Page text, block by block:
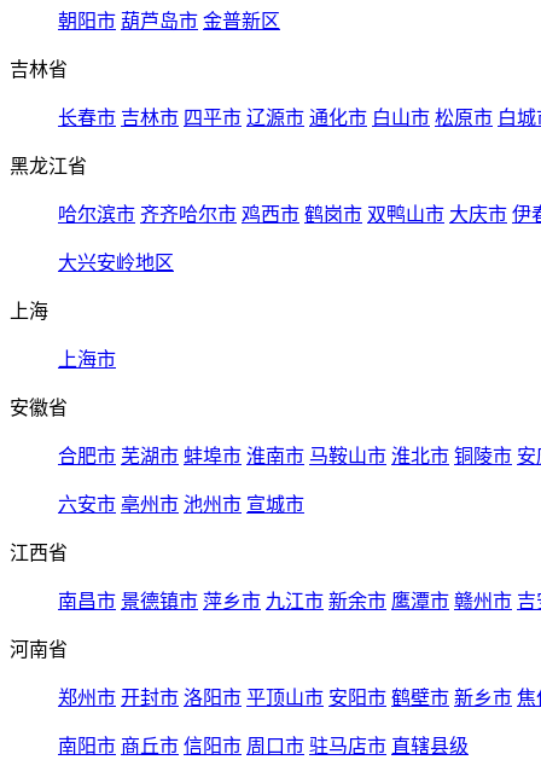
朝阳市 葫芦岛市 金普新区
吉林省
长春市 吉林市 四平市 辽源市 通化市 白山市 松原市 白城
黑龙江省
哈尔滨市 齐齐哈尔市 鸡西市 鹤岗市 双鸭山市 大庆市 伊
大兴安岭地区
上海
上海市
安徽省
合肥市 芜湖市 蚌埠市 淮南市 马鞍山市 淮北市 铜陵市 安
六安市 亳州市 池州市 宣城市
江西省
南昌市 景德镇市 萍乡市 九江市 新余市 鹰潭市 赣州市 吉
河南省
郑州市 开封市 洛阳市 平顶山市 安阳市 鹤壁市 新乡市 焦
南阳市 商丘市 信阳市 周口市 驻马店市 直辖县级